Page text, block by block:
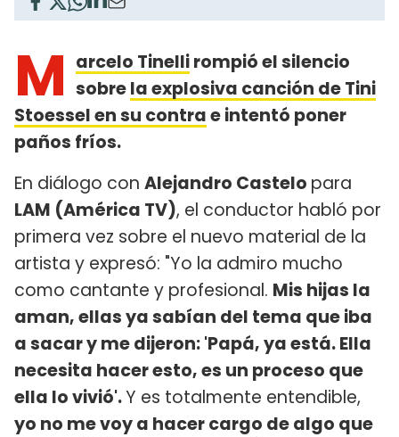
M arcelo Tinellirompió el silencio
sobrela explosiva canción de Tini
Stoessel en su contrae intentó poner
paños fríos.
En diálogo con Alejandro Castelo para
LAM (América TV), el conductor habló por
primera vez sobre el nuevo material de la
artista y expresó: "Yo la admiro mucho
como cantante y profesional. Mis hijas la
aman, ellas ya sabían del tema que iba
a sacar y me dijeron: 'Papá, ya está. Ella
necesita hacer esto, es un proceso que
ella lo vivió'.Y es totalmente entendible,
yo no me voy a hacer cargo de algo que